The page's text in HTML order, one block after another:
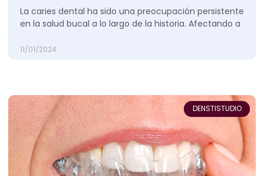
La caries dental ha sido una preocupación persistente
en la salud bucal a lo largo de la historia. Afectando a
11/01/2024
DENSTISTUDIO